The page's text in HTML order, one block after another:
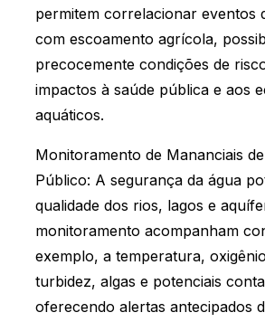
permitem correlacionar eventos
com escoamento agrícola,
precocemente condições de
impactos à saúde pública e aos
aquáticos.
Monitoramento de Mananciais
Público: A segurança da água
qualidade dos rios, lagos e
monitoramento acompanham
exemplo, a temperatura,
turbidez, algas e potenciais
oferecendo alertas antecipados